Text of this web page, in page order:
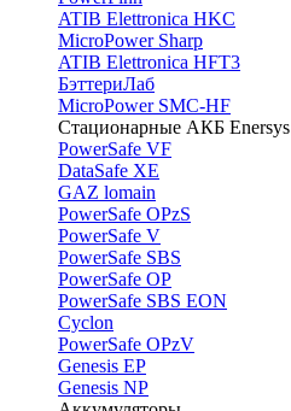
ATIB Elettronica HKC
MicroPower Sharp
ATIB Elettronica HFT3
БэттериЛаб
MicroPower SMC-HF
Стационарные АКБ Enersys
PowerSafe VF
DataSafe XE
GAZ lomain
PowerSafe OPzS
PowerSafe V
PоwerSafe SBS
PowerSafe OP
PоwerSafe SBS EON
Cyclon
PowerSafe OPzV
Genesis EP
Genesis NP